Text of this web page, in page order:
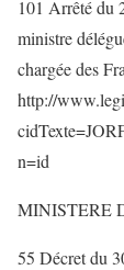
101 Arrêté du
ministre
chargée des
http://
n=id
MINISTERE
55 Décret du